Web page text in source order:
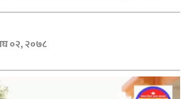
०२, २०७८